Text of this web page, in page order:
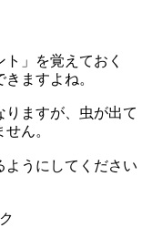
」を覚えておく
ますよね。
ますが、虫が出て
ん。
ようにしてください